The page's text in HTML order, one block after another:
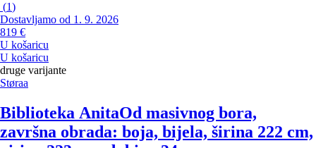
(1)
Dostavljamo od 1. 9. 2026
819 €
U košaricu
U košaricu
druge varijante
Støraa
Biblioteka AnitaOd masivnog bora,
završna obrada: boja, bijela, širina 222 cm,